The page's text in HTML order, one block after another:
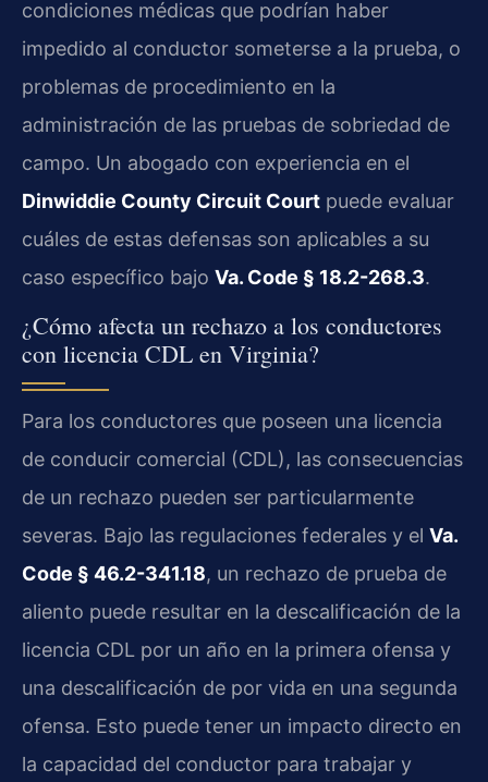
condiciones médicas que podrían haber
impedido al conductor someterse a la prueba, o
problemas de procedimiento en la
administración de las pruebas de sobriedad de
campo. Un abogado con experiencia en el
Dinwiddie County Circuit Court puede evaluar
cuáles de estas defensas son aplicables a su
caso específico bajo Va. Code § 18.2-268.3.
¿Cómo afecta un rechazo a los conductores
con licencia CDL en Virginia?
Para los conductores que poseen una licencia
de conducir comercial (CDL), las consecuencias
de un rechazo pueden ser particularmente
severas. Bajo las regulaciones federales y el Va.
Code § 46.2-341.18, un rechazo de prueba de
aliento puede resultar en la descalificación de la
licencia CDL por un año en la primera ofensa y
una descalificación de por vida en una segunda
ofensa. Esto puede tener un impacto directo en
la capacidad del conductor para trabajar y